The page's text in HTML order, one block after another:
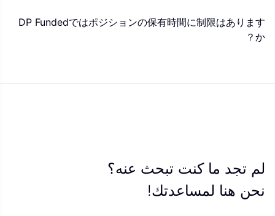
DP Fundedではポジションの保有時間に制限はあります
か？
لم تجد ما كنت تبحث عنه؟
نحن هنا لمساعدتك!